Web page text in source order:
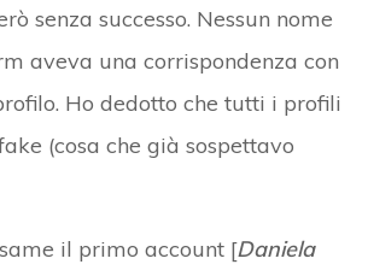
senza successo. Nessun nome
aveva una corrispondenza con
Ho dedotto che tutti i profili
(cosa che già sospettavo
il primo account [Daniela